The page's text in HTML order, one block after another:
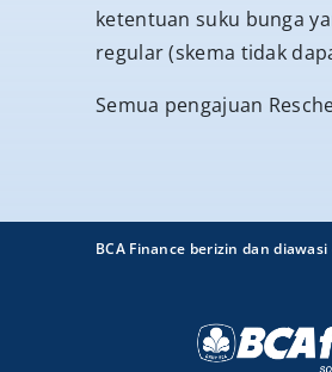
ketentuan suku bunga
regular (skema tidak
Semua pengajuan
BCA Finance berizin dan